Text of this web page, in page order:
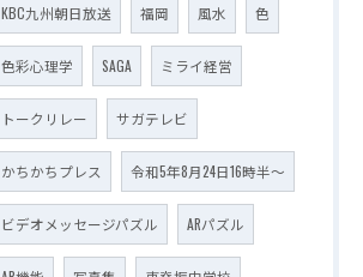
KBC九州朝日放送 福岡 風水 色
色彩心理学 SAGA ミライ経営
トークリレー サガテレビ
かちかちプレス 令和5年8月24日16時半～
ビデオメッセージパズル ARパズル